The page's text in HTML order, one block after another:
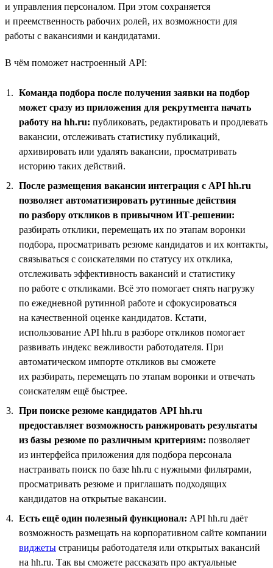
и управления персоналом. При этом сохраняется
и преемственность рабочих ролей, их возможности для
работы с вакансиями и кандидатами.
В чём поможет настроенный API:
Команда подбора после получения заявки на подбор
может сразу из приложения для рекрутмента начать
работу на hh.ru: публиковать, редактировать и продлевать
вакансии, отслеживать статистику публикаций,
архивировать или удалять вакансии, просматривать
историю таких действий.
После размещения вакансии интеграция с API hh.ru
позволяет автоматизировать рутинные действия
по разбору откликов в привычном ИТ-решении:
разбирать отклики, перемещать их по этапам воронки
подбора, просматривать резюме кандидатов и их контакты,
связываться с соискателями по статусу их отклика,
отслеживать эффективность вакансий и статистику
по работе с откликами. Всё это помогает снять нагрузку
по ежедневной рутинной работе и сфокусироваться
на качественной оценке кандидатов. Кстати,
использование API hh.ru в разборе откликов помогает
развивать индекс вежливости работодателя. При
автоматическом импорте откликов вы сможете
их разбирать, перемещать по этапам воронки и отвечать
соискателям ещё быстрее.
При поиске резюме кандидатов API hh.ru
предоставляет возможность ранжировать результаты
из базы резюме по различным критериям: позволяет
из интерфейса приложения для подбора персонала
настраивать поиск по базе hh.ru с нужными фильтрами,
просматривать резюме и приглашать подходящих
кандидатов на открытые вакансии.
Есть ещё один полезный функционал: API hh.ru даёт
возможность размещать на корпоративном сайте компании
виджеты страницы работодателя или открытых вакансий
на hh.ru. Так вы сможете рассказать про актуальные